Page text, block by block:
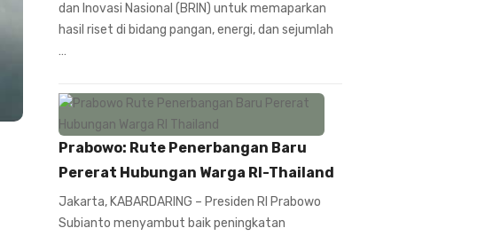
dan Inovasi Nasional (BRIN) untuk memaparkan
hasil riset di bidang pangan, energi, dan sejumlah
…
Prabowo: Rute Penerbangan Baru
Pererat Hubungan Warga RI-Thailand
Jakarta, KABARDARING – Presiden RI Prabowo
Subianto menyambut baik peningkatan